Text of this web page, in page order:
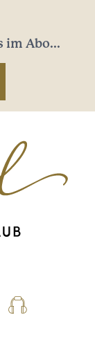
im Abo...
Podcast